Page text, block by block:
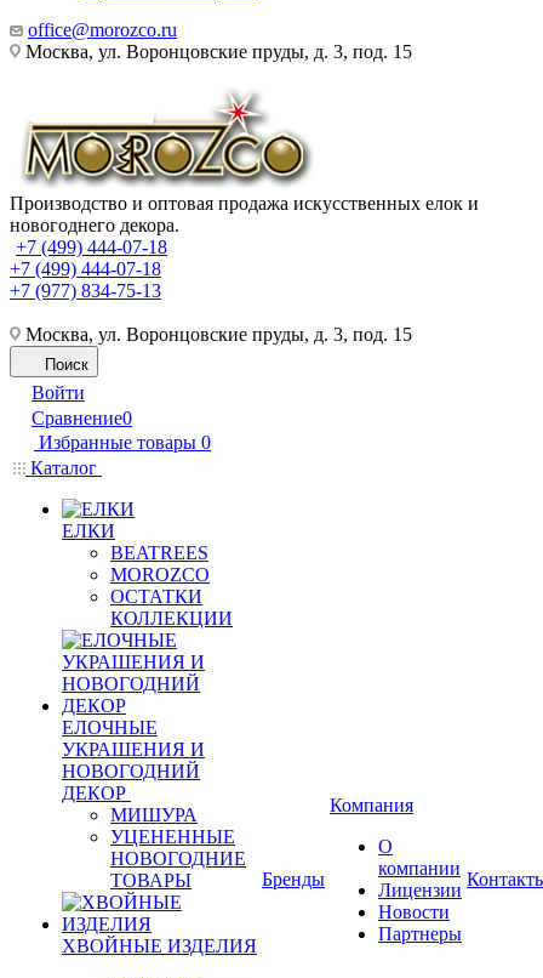
office@morozco.ru
Москва, ул. Воронцовские пруды, д. 3, под. 15
Производство и оптовая продажа искусственных елок и
новогоднего декора.
+7 (499) 444-07-18
+7 (499) 444-07-18
+7 (977) 834-75-13
Москва, ул. Воронцовские пруды, д. 3, под. 15
Поиск
Войти
Сравнение0
Избранные товары 0
Каталог
ЕЛКИ
BEATREES
MOROZCO
ОСТАТКИ
КОЛЛЕКЦИИ
ЕЛОЧНЫЕ
УКРАШЕНИЯ И
НОВОГОДНИЙ
ДЕКОР
МИШУРА
УЦЕНЕННЫЕ
НОВОГОДНИЕ
ТОВАРЫ
ХВОЙНЫЕ ИЗДЕЛИЯ
Бренды
Компания
О
компании
Лицензии
Новости
Партнеры